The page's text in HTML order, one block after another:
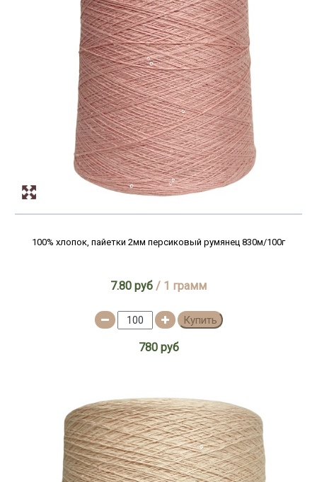
100% хлопок, пайетки 2мм персиковый румянец 830м/100г
7.80 руб / 1 грамм
Купить
780 руб